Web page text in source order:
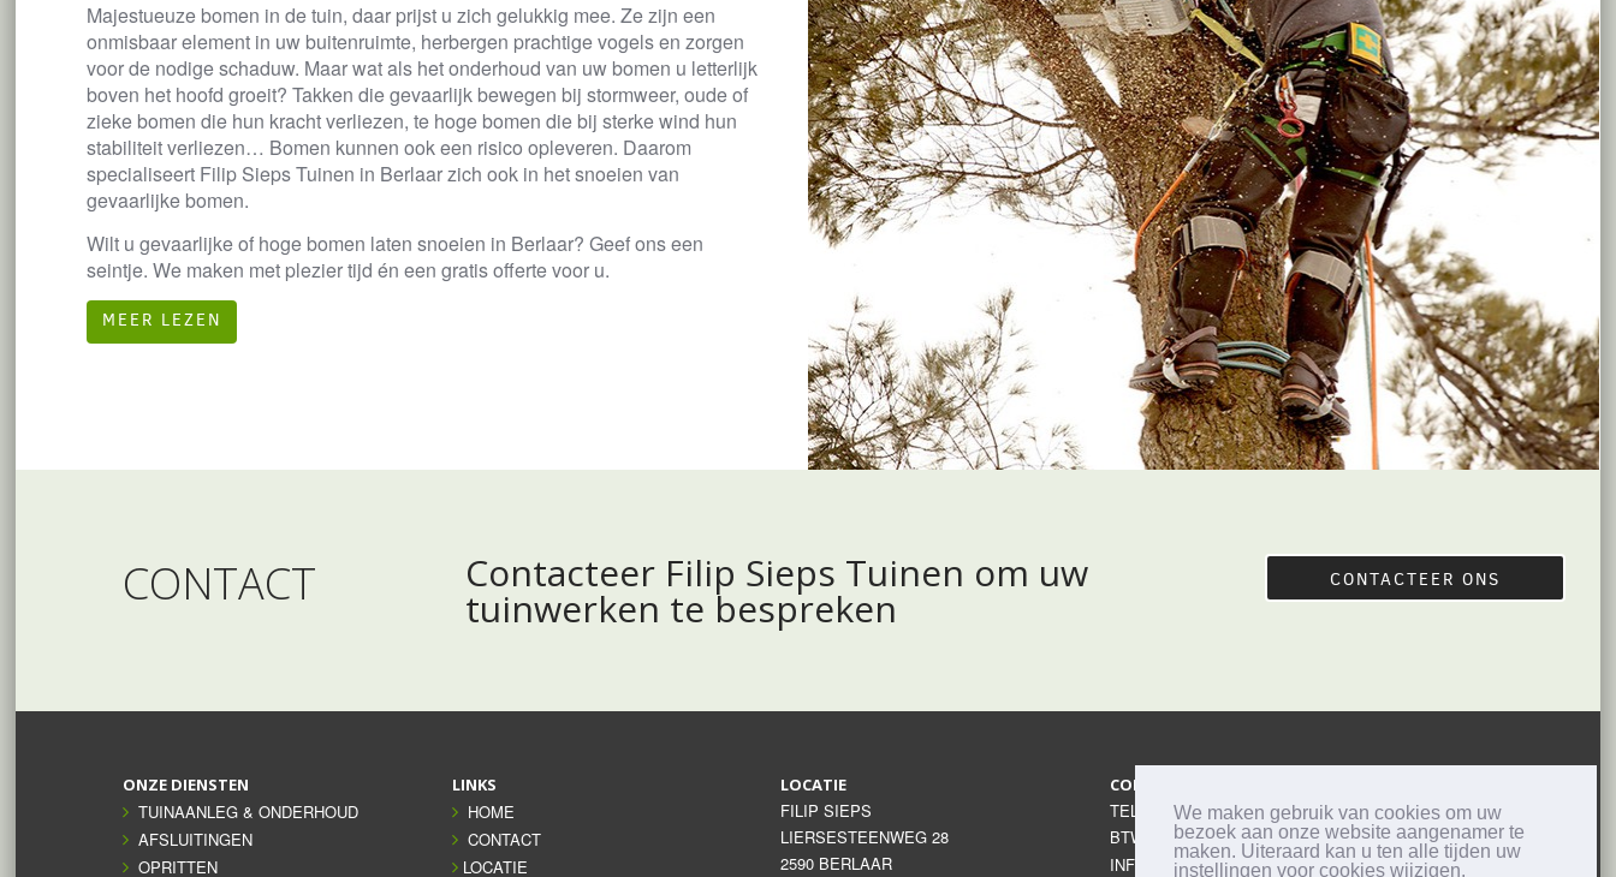
We maken gebruik van cookies om uw
bezoek aan onze website aangenamer te
maken. Uiteraard kan u ten alle tijden uw
instellingen voor cookies wijzigen.
Majestueuze bomen in de tuin, daar prijst u zich gelukkig mee. Ze zijn een
onmisbaar element in uw buitenruimte, herbergen prachtige vogels en zorgen
voor de nodige schaduw. Maar wat als het onderhoud van uw bomen u letterlijk
boven het hoofd groeit? Takken die gevaarlijk bewegen bij stormweer, oude of
zieke bomen die hun kracht verliezen, te hoge bomen die bij sterke wind hun
stabiliteit verliezen… Bomen kunnen ook een risico opleveren. Daarom
specialiseert Filip Sieps Tuinen in Berlaar zich ook in het snoeien van
gevaarlijke bomen.
Wilt u gevaarlijke of hoge bomen laten snoeien in Berlaar? Geef ons een
seintje. We maken met plezier tijd én een gratis offerte voor u.
MEER LEZEN
CONTACT Contacteer Filip Sieps Tuinen om uw
tuinwerken te bespreken
CONTACTEER ONS
ONZE DIENSTEN
TUINAANLEG & ONDERHOUD
AFSLUITINGEN
OPRITTEN
LINKS
HOME
CONTACT
LOCATIE
LOCATIE
FILIP SIEPS
LIERSESTEENWEG 28
2590 BERLAAR
CONTACTEER ONS
TEL:
0499 18 17 99
BTW: BE0629751021
INFO@FILIPSIEPSTUINAANLEG.BE